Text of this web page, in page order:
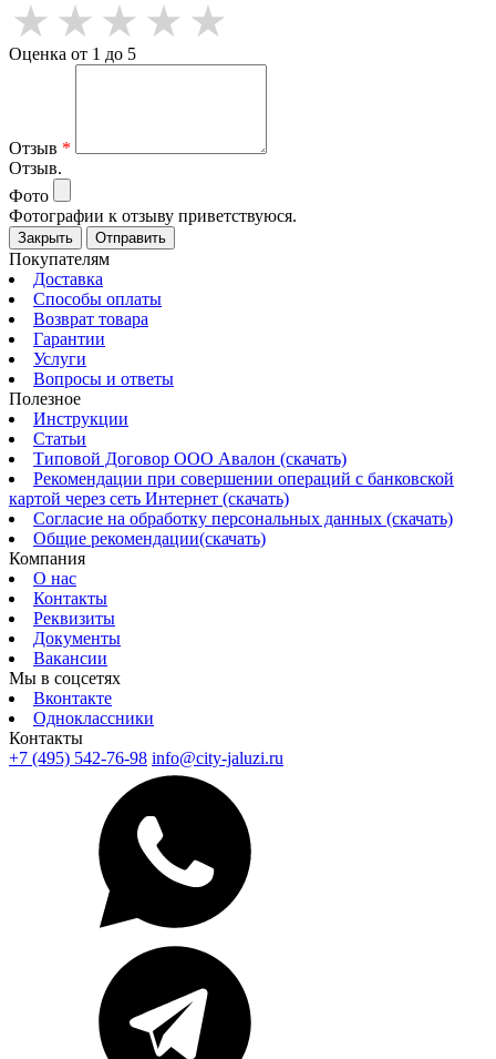
Оценка от 1 до 5
Отзыв *
Отзыв.
Фото
Фотографии к отзыву приветствуюся.
Закрыть Отправить
Покупателям
Доставка
Способы оплаты
Возврат товара
Гарантии
Услуги
Вопросы и ответы
Полезное
Инструкции
Статьи
Типовой Договор ООО Авалон (скачать)
Рекомендации при совершении операций с банковской
картой через сеть Интернет (скачать)
Согласие на обработку персональных данных (скачать)
Общие рекомендации(скачать)
Компания
О нас
Контакты
Реквизиты
Документы
Вакансии
Мы в соцсетях
Вконтакте
Одноклассники
Контакты
+7 (495) 542-76-98 info@city-jaluzi.ru